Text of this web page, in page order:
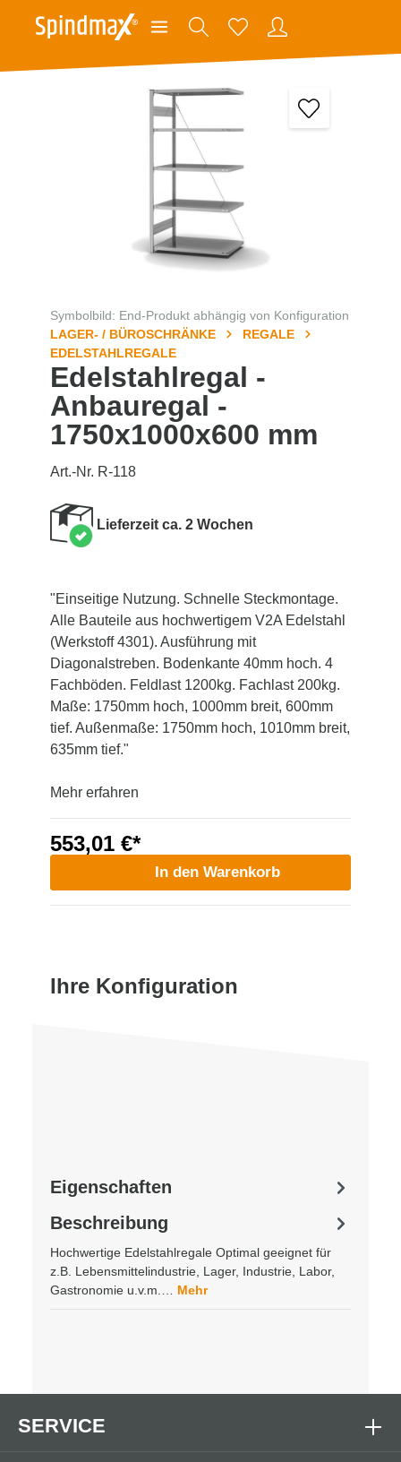
Symbolbild: End-Produkt abhängig von Konfiguration
LAGER- / BÜROSCHRÄNKE
REGALE
EDELSTAHLREGALE
Edelstahlregal -
Anbauregal -
1750x1000x600 mm
Art.-Nr. R-118
Lieferzeit ca. 2 Wochen
"Einseitige Nutzung. Schnelle Steckmontage.
Alle Bauteile aus hochwertigem V2A Edelstahl
(Werkstoff 4301). Ausführung mit
Diagonalstreben. Bodenkante 40mm hoch. 4
Fachböden. Feldlast 1200kg. Fachlast 200kg.
Maße: 1750mm hoch, 1000mm breit, 600mm
tief. Außenmaße: 1750mm hoch, 1010mm breit,
635mm tief."
Mehr erfahren
553,01 €*
In den Warenkorb
Ihre Konfiguration
Beschreibung
Hochwertige Edelstahlregale Optimal geeignet für
z.B. Lebensmittelindustrie, Lager, Industrie, Labor,
Gastronomie u.v.m.… Mehr
Eigenschaften
SERVICE